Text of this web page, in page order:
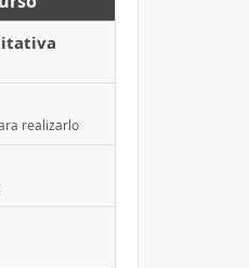
realizarlo